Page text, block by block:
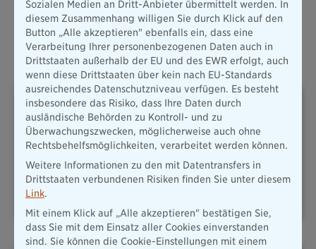
Alle Produkte
Oft abgeschlossene Versicherungen
PLUSRENTE – DAS ADD-ON
FÜR IHRE
HAFTPFLICHT
Sozialen Medien an Dritt-Anbieter übermittelt werden. In
diesem Zusammenhang willigen Sie durch Klick auf den
Button „Alle akzeptieren" ebenfalls ein, dass eine
Verarbeitung Ihrer personenbezogenen Daten auch in
Drittstaaten außerhalb der EU und des EWR erfolgt, auch
wenn diese Drittstaaten über kein nach EU-Standards
ausreichendes Datenschutzniveau verfügen. Es besteht
insbesondere das Risiko, dass Ihre Daten durch
ausländische Behörden zu Kontroll- und zu
Überwachungszwecken, möglicherweise auch ohne
Rechtsbehelfsmöglichkeiten, verarbeitet werden können.
Weitere Informationen zu den mit Datentransfers in
Drittstaaten verbundenen Risiken finden Sie unter diesem
Link.
Mit einem Klick auf „Alle akzeptieren" bestätigen Sie,
dass Sie mit dem Einsatz aller Cookies einverstanden
sind. Sie können die Cookie-Einstellungen mit einem